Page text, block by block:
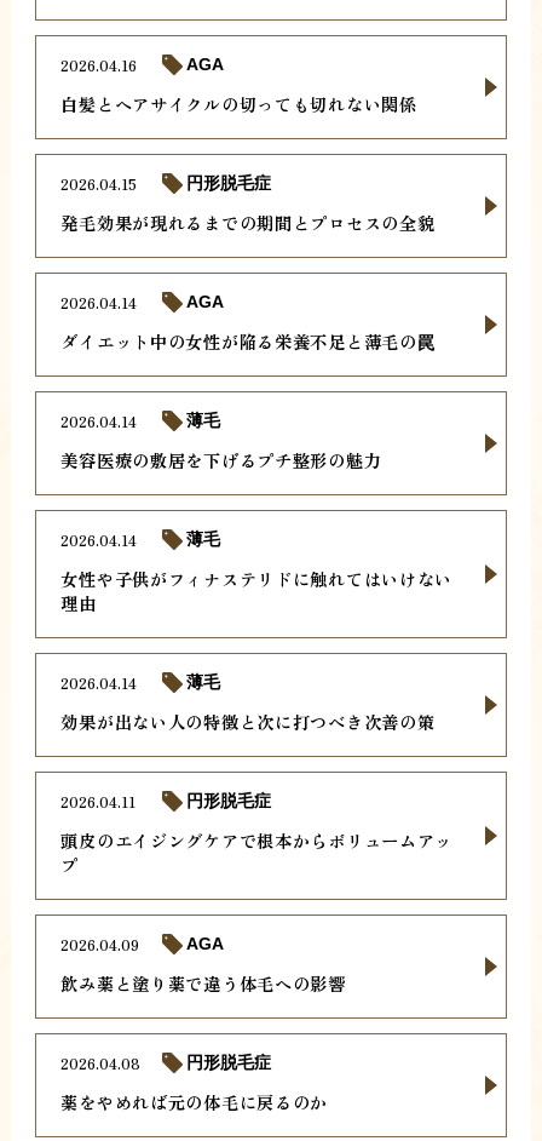
白髪とヘアサイクルの切っても切れない関係
2026.04.16 AGA
発毛効果が現れるまでの期間とプロセスの全貌
2026.04.15 円形脱毛症
ダイエット中の女性が陥る栄養不足と薄毛の罠
2026.04.14 AGA
美容医療の敷居を下げるプチ整形の魅力
2026.04.14 薄毛
女性や子供がフィナステリドに触れてはいけない
理由
2026.04.14 薄毛
効果が出ない人の特徴と次に打つべき次善の策
2026.04.14 薄毛
頭皮のエイジングケアで根本からボリュームアッ
プ
2026.04.11 円形脱毛症
飲み薬と塗り薬で違う体毛への影響
2026.04.09 AGA
薬をやめれば元の体毛に戻るのか
2026.04.08 円形脱毛症